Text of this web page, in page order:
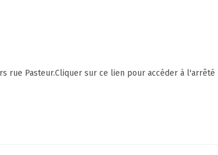
rue Pasteur.Cliquer sur ce lien pour accéder à l'arrêté